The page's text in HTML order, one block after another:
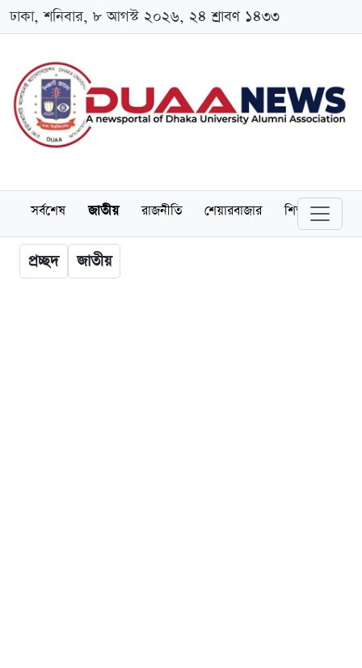
ঢাকা, শনিবার, ৮ আগস্ট ২০২৬, ২৪ শ্রাবণ ১৪৩৩
সর্বশেষ জাতীয় রাজনীতি শেয়ারবাজার শিক্ষা
প্রচ্ছদ জাতীয়